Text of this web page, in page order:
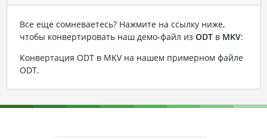
Все еще сомневаетесь? Нажмите на ссылку ниже,
чтобы конвертировать наш демо-файл из ODTв MKV:
Конвертация ODT в MKV на нашем примерном файле
ODT.